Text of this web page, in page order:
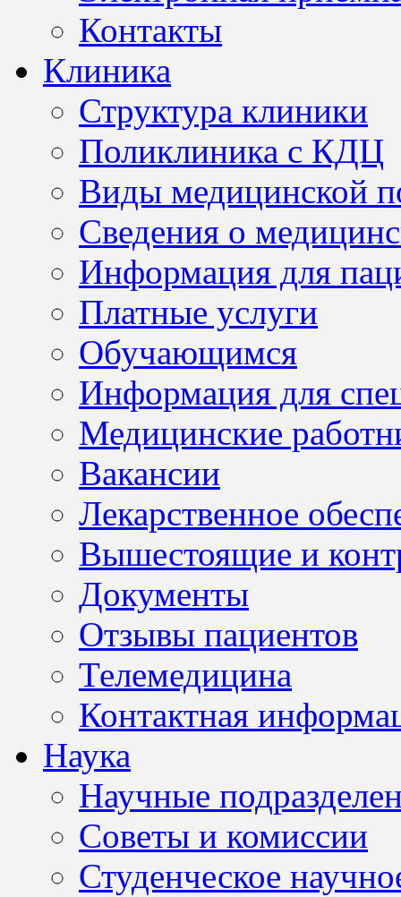
Контакты
Клиника
Структура клиники
Поликлиника с КДЦ
Виды медицинской
Сведения о
Информация для
Платные услуги
Обучающимся
Информация для
Медицинские
Вакансии
Лекарственное
Вышестоящие и
Документы
Отзывы пациентов
Телемедицина
Контактная
Наука
Научные
Советы и комиссии
Студенческое